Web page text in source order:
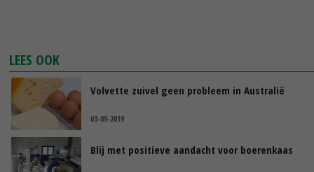
LEES OOK
Volvette zuivel geen probleem in Australië
03-09-2019
Blij met positieve aandacht voor boerenkaas